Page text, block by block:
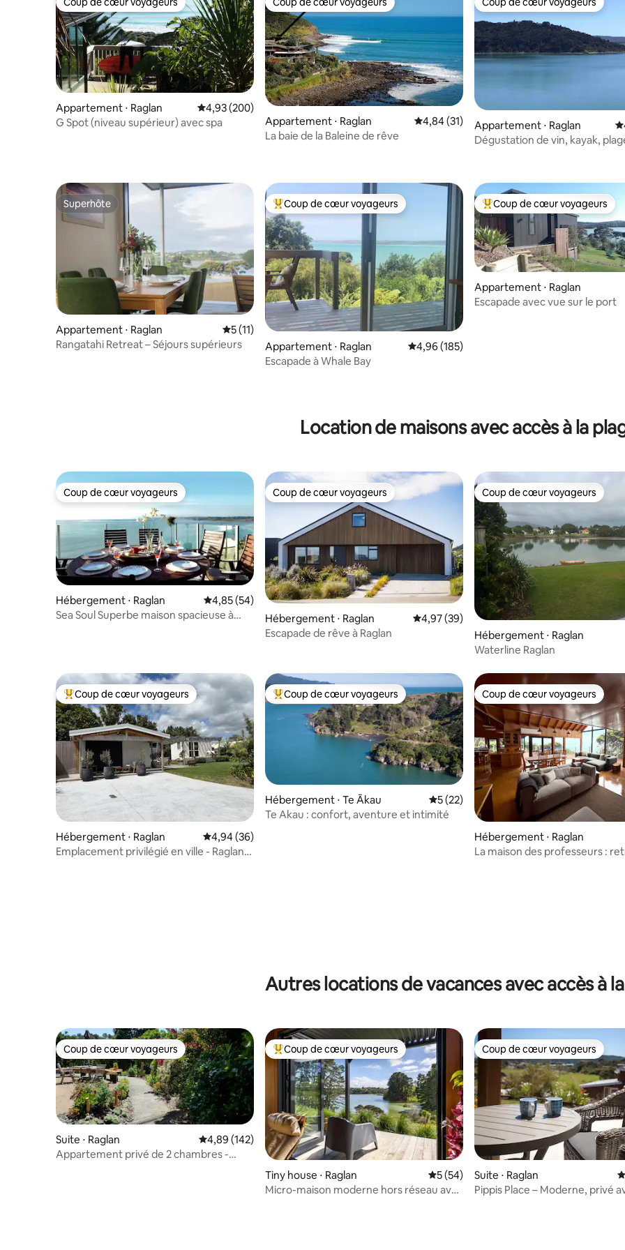
Coup de cœur voyageurs
Appartement ⋅ Raglan Évaluation moyenne sur la base de 200 commentaires : 4,93 sur 5
4,93 (200)
G Spot (niveau supérieur) avec spa
Coup de cœur voyageurs
Appartement ⋅ Raglan Évaluation moyenne sur la base de 31
4,84 (31)
La baie de la Baleine de rêve
Coup de cœur voyageurs
Appartement ⋅ Raglan
Dégustation de vin, kayak,
Superhôte
Superhôte
Appartement ⋅ Raglan Évaluation moyenne sur la base de 11 commentaires : 5 sur 5
5 (11)
Rangatahi Retreat – Séjours supérieurs
Coups de cœur voyageurs les plus appréciés
Coup de cœur voyageurs
Appartement ⋅ Raglan Évaluation moyenne sur la base de 185
4,96 (185)
Escapade à Whale Bay
Coups de cœur voyageurs les
Coup de cœur voyageurs
Appartement ⋅ Raglan
Escapade avec vue sur le port
Location de maisons avec accès à la
Coup de cœur voyageurs
Coup de cœur voyageurs
Hébergement ⋅ Raglan Évaluation moyenne sur la base de 54 commentaires : 4,85 sur 5
4,85 (54)
Sea Soul Superbe maison spacieuse à
Coup de cœur voyageurs
Coup de cœur voyageurs
Hébergement ⋅ Raglan Évaluation moyenne sur la base de 39
4,97 (39)
Escapade de rêve à Raglan
Coup de cœur voyageurs
Coup de cœur voyageurs
Hébergement ⋅ Raglan
Waterline Raglan
Coups de cœur voyageurs les plus appréciés
Coup de cœur voyageurs
Hébergement ⋅ Raglan Évaluation moyenne sur la base de 36 commentaires : 4,94 sur 5
4,94 (36)
Emplacement privilégié en ville - Raglan
Coups de cœur voyageurs les plus appréciés
Coup de cœur voyageurs
Hébergement ⋅ Te Ākau Évaluation moyenne sur la base de 22
5 (22)
Te Akau : confort, aventure et intimité
Coup de cœur voyageurs
Coup de cœur voyageurs
Hébergement ⋅ Raglan
La maison des professeurs :
Autres locations de vacances avec accès à
Coup de cœur voyageurs
Coup de cœur voyageurs
Suite ⋅ Raglan Évaluation moyenne sur la base de 142 commentaires : 4,89 sur 5
4,89 (142)
Appartement privé de 2 chambres -
Coups de cœur voyageurs les plus appréciés
Coup de cœur voyageurs
Tiny house ⋅ Raglan Évaluation moyenne sur la base de 54
5 (54)
Micro-maison moderne hors réseau avec
Coup de cœur voyageurs
Coup de cœur voyageurs
Suite ⋅ Raglan
Pippis Place – Moderne, privé